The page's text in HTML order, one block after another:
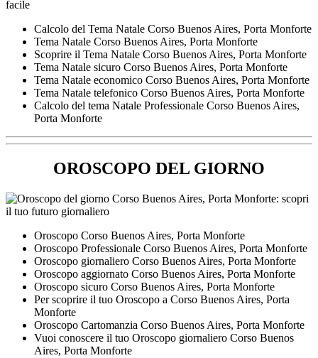
Calcolo del Tema Natale ​Corso Buenos Aires,​ Porta Monforte
Tema Natale ​Corso Buenos Aires,​ Porta Monforte
Scoprire il Tema Natale ​Corso Buenos Aires,​ Porta Monforte
Tema Natale sicuro ​Corso Buenos Aires,​ Porta Monforte
Tema Natale economico ​Corso Buenos Aires,​ Porta Monforte
Tema Natale telefonico ​Corso Buenos Aires,​ Porta Monforte
Calcolo del tema Natale Professionale ​Corso Buenos Aires,​
Porta Monforte
OROSCOPO DEL GIORNO
Oroscopo ​Corso Buenos Aires,​ Porta Monforte
Oroscopo Professionale ​Corso Buenos Aires,​ Porta Monforte
Oroscopo giornaliero ​Corso Buenos Aires,​ Porta Monforte
Oroscopo aggiornato ​Corso Buenos Aires,​ Porta Monforte
Oroscopo sicuro ​Corso Buenos Aires,​ Porta Monforte
Per scoprire il tuo Oroscopo a ​Corso Buenos Aires,​ Porta
Monforte
Oroscopo Cartomanzia ​Corso Buenos Aires,​ Porta Monforte
Vuoi conoscere il tuo Oroscopo giornaliero ​Corso Buenos
Aires,​ Porta Monforte